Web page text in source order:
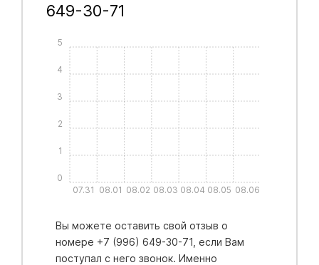
649-30-71
07.31 08.01 08.02 08.03 08.04 08.05 08.06
0
1
2
3
4
5
Вы можете оставить свой отзыв о
номере +7 (996) 649-30-71, если Вам
поступал с него звонок. Именно